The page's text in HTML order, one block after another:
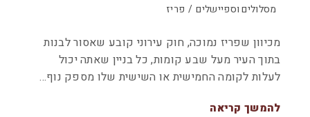
מסלולים וספיישלים / פריז
מכיוון שפריז נמוכה, חוק עירוני קובע שאסור לבנות
בתוך העיר מעל שבע קומות, כל בניין שאתה יכול
לעלות לקומה החמישית או השישית שלו מספק נוף…
להמשך קריאה